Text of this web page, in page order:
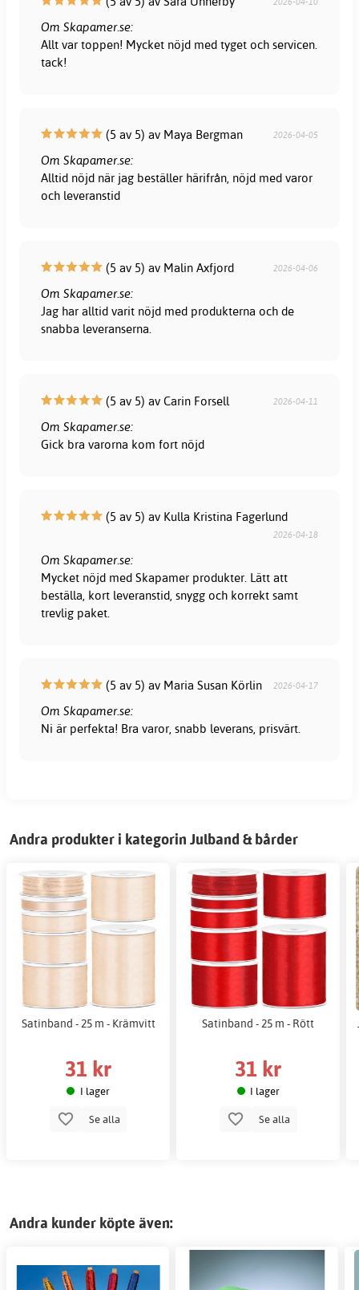
Om Skapamer.se:
Allt var toppen! Mycket nöjd med tyget och servicen.
tack!
(5 av 5) av Maya Bergman 2026-04-05
Om Skapamer.se:
Alltid nöjd när jag beställer härifrån, nöjd med varor
och leveranstid
(5 av 5) av Malin Axfjord 2026-04-06
Om Skapamer.se:
Jag har alltid varit nöjd med produkterna och de
snabba leveranserna.
(5 av 5) av Carin Forsell 2026-04-11
Om Skapamer.se:
Gick bra varorna kom fort nöjd
(5 av 5) av Kulla Kristina Fagerlund
2026-04-18
Om Skapamer.se:
Mycket nöjd med Skapamer produkter. Lätt att
beställa, kort leveranstid, snygg och korrekt samt
trevlig paket.
(5 av 5) av Maria Susan Körlin 2026-04-17
Om Skapamer.se:
Ni är perfekta! Bra varor, snabb leverans, prisvärt.
Andra produkter i kategorin Julband & bårder
Satinband - 25 m - Krämvitt
31 kr
I lager
Se alla
Satinband - 25 m - Rött
31 kr
I lager
Se alla
Andra kunder köpte även: